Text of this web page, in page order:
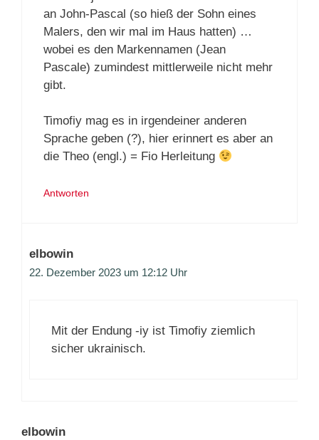
an John-Pascal (so hieß der Sohn eines
Malers, den wir mal im Haus hatten) …
wobei es den Markennamen (Jean
Pascale) zumindest mittlerweile nicht mehr
gibt.
Timofiy mag es in irgendeiner anderen
Sprache geben (?), hier erinnert es aber an
die Theo (engl.) = Fio Herleitung
Antworten
elbowin
22. Dezember 2023 um 12:12 Uhr
Mit der Endung -iy ist Timofiy ziemlich
sicher ukrainisch.
elbowin